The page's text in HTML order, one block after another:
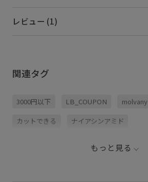
レビュー (1)
関連タグ
3000円以下 LB_COUPON molvany
カットできる ナイアシンアミド
もっと見る